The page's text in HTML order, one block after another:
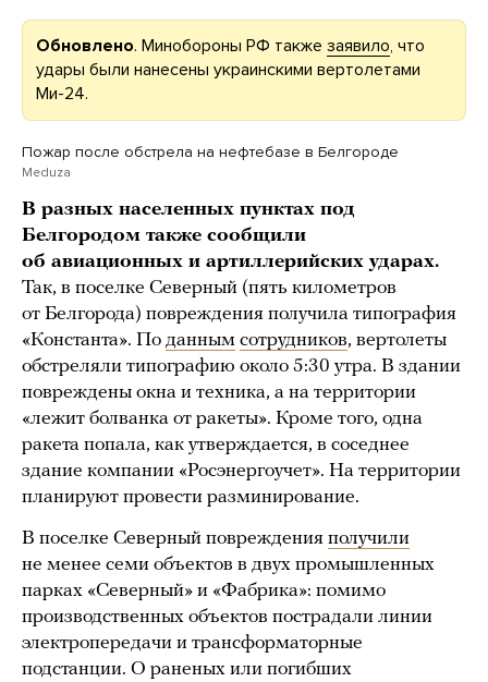
Обновлено. Минобороны РФ также заявило, что
удары были нанесены украинскими вертолетами
Ми-24.
Пожар после обстрела на нефтебазе в Белгороде
Meduza
В разных населенных пунктах под
Белгородом также сообщили
об авиационных и артиллерийских ударах.
Так, в поселке Северный (пять километров
от Белгорода) повреждения получила типография
«Константа». По данным сотрудников, вертолеты
обстреляли типографию около 5:30 утра. В здании
повреждены окна и техника, а на территории
«лежит болванка от ракеты». Кроме того, одна
ракета попала, как утверждается, в соседнее
здание компании «Росэнергоучет». На территории
планируют провести разминирование.
В поселке Северный повреждения получили
не менее семи объектов в двух промышленных
парках «Северный» и «Фабрика»: помимо
производственных объектов пострадали линии
электропередачи и трансформаторные
подстанции. О раненых или погибших